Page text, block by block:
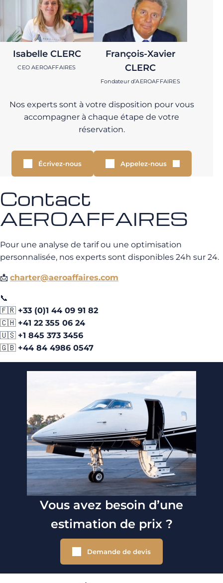
Isabelle CLERC
CEO AEROAFFAIRES
François-Xavier
CLERC
Fondateur d’AEROAFFAIRES
Nos experts sont à votre disposition pour vous
accompagner à chaque étape de votre
réservation.
Écrivez-nous Appelez-nous
Contact
AEROAFFAIRES
Pour une analyse de tarif ou une optimisation
personnalisée, nos experts sont disponibles 24h sur 24.
📩 charter@aeroaffaires.com
📞
🇫🇷 +33 (0)1 44 09 91 82
🇨🇭 +41 22 355 06 24
🇺🇸 +1 845 373 3456
🇬🇧 +44 84 4986 0547
Vous avez besoin d’une
estimation de prix ?
Demande de devis